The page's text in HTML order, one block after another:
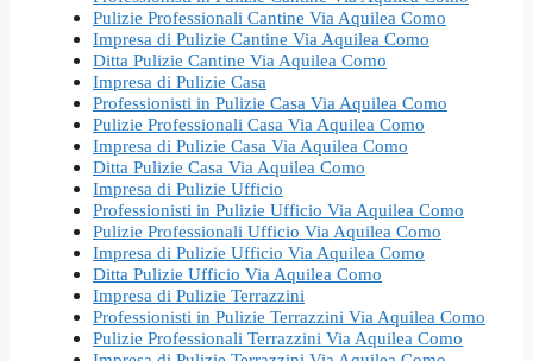
Pulizie Professionali Cantine Via Aquilea Como
Impresa di Pulizie Cantine Via Aquilea Como
Ditta Pulizie Cantine Via Aquilea Como
Impresa di Pulizie Casa
Professionisti in Pulizie Casa Via Aquilea Como
Pulizie Professionali Casa Via Aquilea Como
Impresa di Pulizie Casa Via Aquilea Como
Ditta Pulizie Casa Via Aquilea Como
Impresa di Pulizie Ufficio
Professionisti in Pulizie Ufficio Via Aquilea Como
Pulizie Professionali Ufficio Via Aquilea Como
Impresa di Pulizie Ufficio Via Aquilea Como
Ditta Pulizie Ufficio Via Aquilea Como
Impresa di Pulizie Terrazzini
Professionisti in Pulizie Terrazzini Via Aquilea Como
Pulizie Professionali Terrazzini Via Aquilea Como